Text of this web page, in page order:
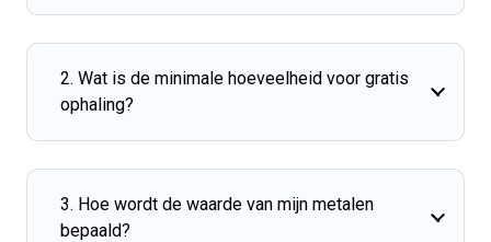
2. Wat is de minimale hoeveelheid voor gratis
ophaling?
3. Hoe wordt de waarde van mijn metalen
bepaald?